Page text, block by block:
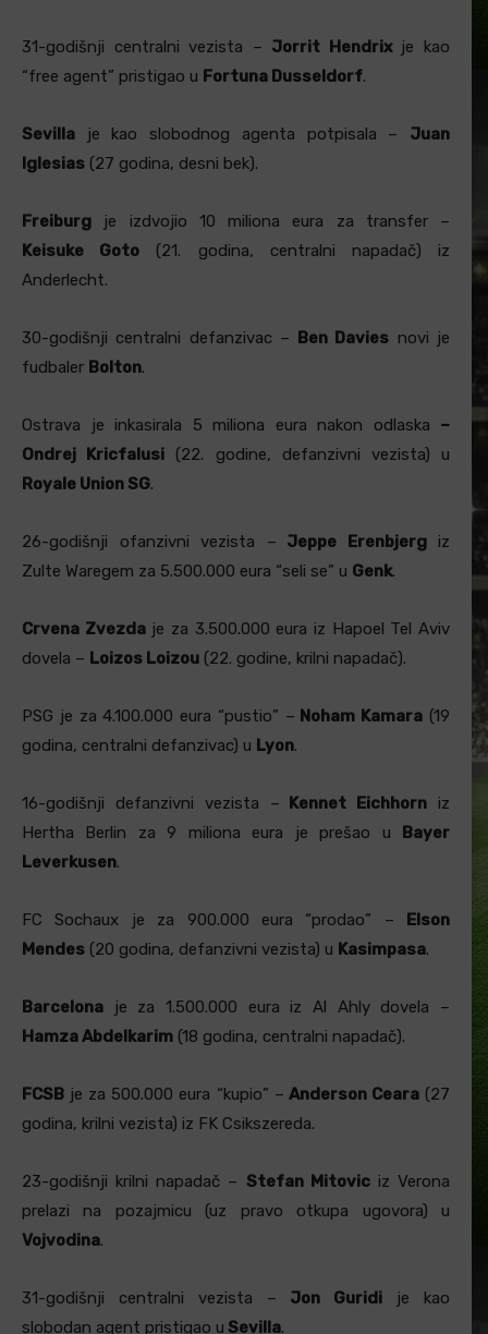
31-godišnji centralni vezista – Jorrit Hendrixje kao
“free agent” pristigao u Fortuna Dusseldorf.
Sevilla je kao slobodnog agenta potpisala – Juan
Iglesias (27 godina, desni bek).
Freiburg je izdvojio 10 miliona eura za transfer –
Keisuke Goto (21. godina, centralni napadač) iz
Anderlecht.
30-godišnji centralni defanzivac – Ben Davies novi je
fudbaler Bolton.
Ostrava je inkasirala 5 miliona eura nakon odlaska –
Ondrej Kricfalusi (22. godine, defanzivni vezista) u
Royale Union SG.
26-godišnji ofanzivni vezista – Jeppe Erenbjergiz
Zulte Waregem za 5.500.000 eura “seli se” u Genk.
Crvena Zvezdaje za 3.500.000 eura iz Hapoel Tel Aviv
dovela – Loizos Loizou (22. godine, krilni napadač).
PSG je za 4.100.000 eura “pustio” – Noham Kamara (19
godina, centralni defanzivac) u Lyon.
16-godišnji defanzivni vezista – Kennet Eichhorn iz
Hertha Berlin za 9 miliona eura je prešao u Bayer
Leverkusen.
FC Sochaux je za 900.000 eura “prodao” – Elson
Mendes (20 godina, defanzivni vezista) u Kasimpasa.
Barcelona je za 1.500.000 eura iz Al Ahly dovela –
Hamza Abdelkarim (18 godina, centralni napadač).
FCSB je za 500.000 eura “kupio” – Anderson Ceara(27
godina, krilni vezista) iz FK Csikszereda.
23-godišnji krilni napadač – Stefan Mitoviciz Verona
prelazi na pozajmicu (uz pravo otkupa ugovora) u
Vojvodina.
31-godišnji centralni vezista – Jon Guridi je kao
slobodan agent pristigao u Sevilla.